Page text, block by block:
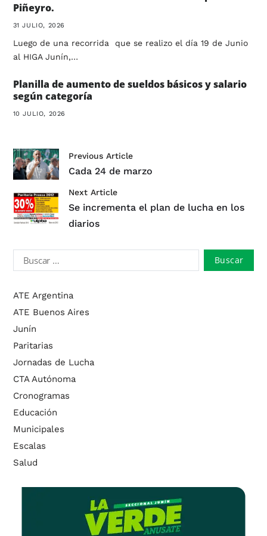
Piñeyro.
31 JULIO, 2026
Luego de una recorrida que se realizo el día 19 de Junio
al HIGA Junín,…
Planilla de aumento de sueldos básicos y salario
según categoría
10 JULIO, 2026
Previous Article
Cada 24 de marzo
Next Article
Se incrementa el plan de lucha en los
diarios
ATE Argentina
ATE Buenos Aires
Junín
Paritarias
Jornadas de Lucha
CTA Autónoma
Cronogramas
Educación
Municipales
Escalas
Salud